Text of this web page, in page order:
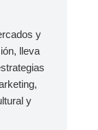
y
lleva
y